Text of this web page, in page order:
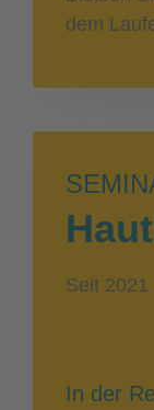
dem
Seit 2021
In der